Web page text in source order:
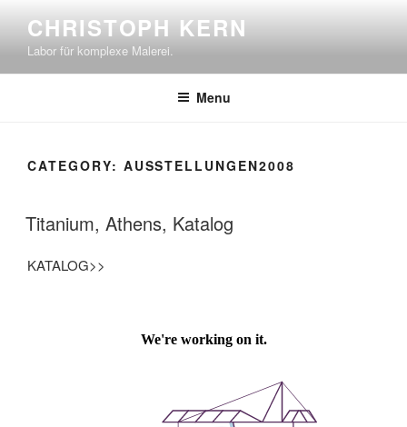
content
CHRISTOPH KERN
Labor für komplexe Malerei.
Menu
CATEGORY: AUSSTELLUNGEN2008
Titanium, Athens, Katalog
KATALOG>>